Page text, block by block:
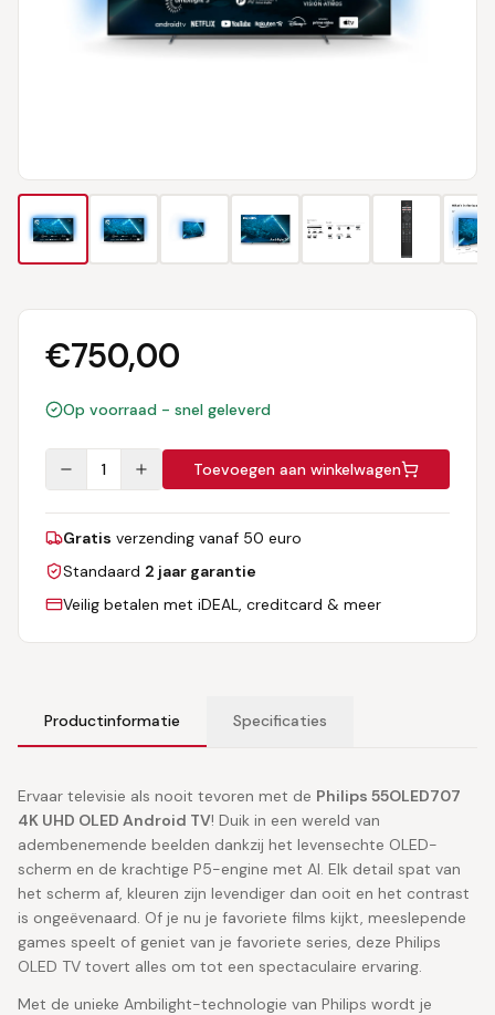
€750,00
Op voorraad - snel geleverd
1 Toevoegen aan winkelwagen
Gratis verzending vanaf 50 euro
Standaard 2 jaar garantie
Veilig betalen met iDEAL, creditcard & meer
Productinformatie Specificaties
Ervaar televisie als nooit tevoren met de Philips 55OLED707
4K UHD OLED Android TV! Duik in een wereld van
adembenemende beelden dankzij het levensechte OLED-
scherm en de krachtige P5-engine met AI. Elk detail spat van
het scherm af, kleuren zijn levendiger dan ooit en het contrast
is ongeëvenaard. Of je nu je favoriete films kijkt, meeslepende
games speelt of geniet van je favoriete series, deze Philips
OLED TV tovert alles om tot een spectaculaire ervaring.
Met de unieke Ambilight-technologie van Philips wordt je